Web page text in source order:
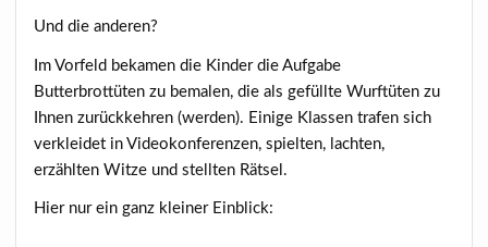
Und die anderen?
Im Vorfeld bekamen die Kinder die Aufgabe
Butterbrottüten zu bemalen, die als gefüllte Wurftüten zu
Ihnen zurückkehren (werden). Einige Klassen trafen sich
verkleidet in Videokonferenzen, spielten, lachten,
erzählten Witze und stellten Rätsel.
Hier nur ein ganz kleiner Einblick: